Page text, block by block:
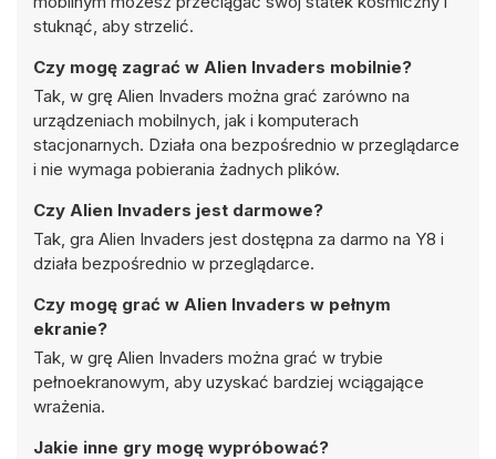
stuknąć, aby strzelić.
Czy mogę zagrać w Alien Invaders mobilnie?
Tak, w grę Alien Invaders można grać zarówno na
urządzeniach mobilnych, jak i komputerach
stacjonarnych. Działa ona bezpośrednio w przeglądarce
i nie wymaga pobierania żadnych plików.
Czy Alien Invaders jest darmowe?
Tak, gra Alien Invaders jest dostępna za darmo na Y8 i
działa bezpośrednio w przeglądarce.
Czy mogę grać w Alien Invaders w pełnym
ekranie?
Tak, w grę Alien Invaders można grać w trybie
pełnoekranowym, aby uzyskać bardziej wciągające
wrażenia.
Jakie inne gry mogę wypróbować?